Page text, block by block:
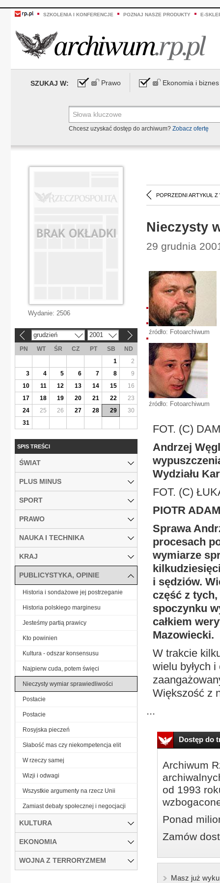
SZKOLENIA I KONFERENCJE POZNAJ NASZE PRODUKTY E-
SZUKAJ W: Prawo Ekonomia i biznes
Chcesz uzyskać dostęp do archiwum? Zobacz ofertę
POPRZEDNI ARTYKUŁ Z
Nieczysty
29 grudnia
źródło: Fotoarchiwum
źródło: Fotoarchiwum
FOT. (C)
Andrzej
Wydziału
FOT. (C)
PIOTR
Sprawa
procesach
wymiarze
i sędziów.
część z
spoczynku
całkiem
Mazowiecki.
W trakcie
wielu byłych
Większość z
...
Dostęp do
Archiwum
od 1993
Ponad
Zamów
Masz już
Wydanie: 2506
grudzień 2001
PN WT ŚR CZ PT SB
ND
1
2
3
4 5 6 7 8
9
10
11 12 13 14 15
16
17
18 19 20 21 22
23
24
25 26 27 28 29
30
31
SPIS TREŚCI
ŚWIAT
PLUS MINUS
SPORT
PRAWO
NAUKA I TECHNIKA
KRAJ
PUBLICYSTYKA, OPINIE
Historia i sondażowe jej postrzeganie
Historia polskiego marginesu
Jesteśmy partią prawicy
Kto powinien
Kultura - odszar konsensusu
Najpierw cuda, potem święci
Nieczysty wymiar sprawiedliwości
Postacie
Postacie
Rosyjska pieczeń
Słabość mas czy niekompetencja elit
W rzeczy samej
Wizji i odwagi
Wszystkie argumenty na rzecz Unii
Zamiast debaty społecznej i negocjacji
KULTURA
EKONOMIA
WOJNA Z TERRORYZMEM